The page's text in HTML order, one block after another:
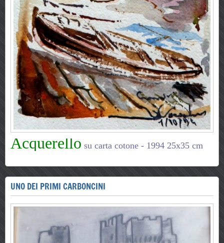
Acquerello su carta cotone - 1994 25x35 cm
UNO DEI PRIMI CARBONCINI